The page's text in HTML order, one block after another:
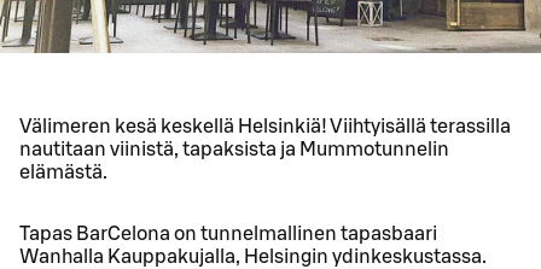
Välimeren kesä keskellä Helsinkiä! Viihtyisällä terassilla
nautitaan viinistä, tapaksista ja Mummotunnelin
elämästä.
Tapas BarCelona on tunnelmallinen tapasbaari
Wanhalla Kauppakujalla, Helsingin ydinkeskustassa.